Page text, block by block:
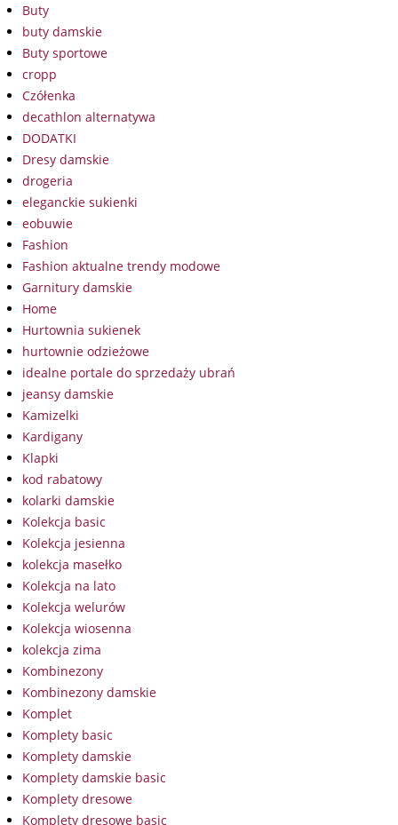
Buty
buty damskie
Buty sportowe
cropp
Czółenka
decathlon alternatywa
DODATKI
Dresy damskie
drogeria
eleganckie sukienki
eobuwie
Fashion
Fashion aktualne trendy modowe
Garnitury damskie
Home
Hurtownia sukienek
hurtownie odzieżowe
idealne portale do sprzedaży ubrań
jeansy damskie
Kamizelki
Kardigany
Klapki
kod rabatowy
kolarki damskie
Kolekcja basic
Kolekcja jesienna
kolekcja masełko
Kolekcja na lato
Kolekcja welurów
Kolekcja wiosenna
kolekcja zima
Kombinezony
Kombinezony damskie
Komplet
Komplety basic
Komplety damskie
Komplety damskie basic
Komplety dresowe
Komplety dresowe basic